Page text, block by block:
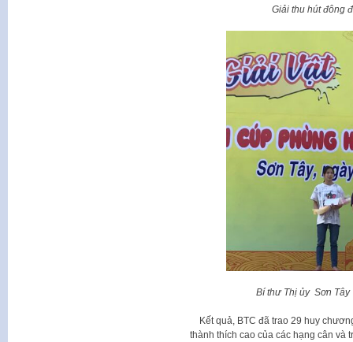
Giải thu hút đông
Bí thư Thị ủy Sơn Tây
Kết quả, BTC đã trao 29 huy
thành thích cao của các hạng cân và